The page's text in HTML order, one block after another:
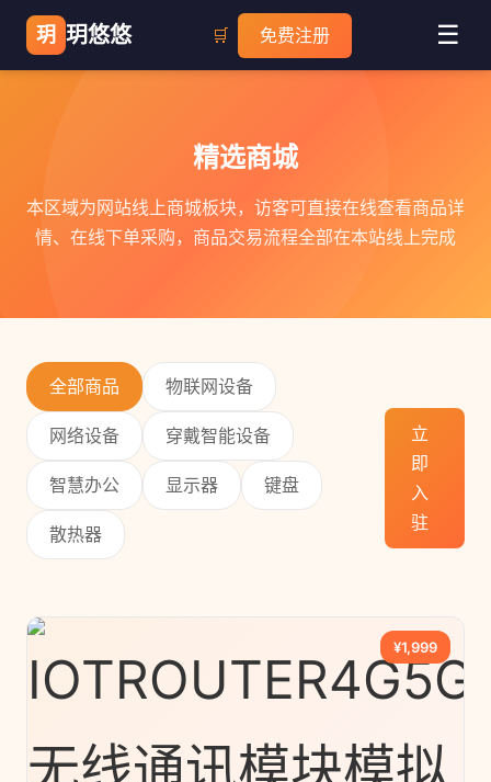
玥 玥悠悠 🛒 免费注册 ☰
精选商城
本区域为网站线上商城板块，访客可直接在线查看商品详
情、在线下单采购，商品交易流程全部在本站线上完成
全部商品 物联网设备
网络设备 穿戴智能设备
智慧办公 显示器 键盘
散热器
立
即
入
驻
¥1,999